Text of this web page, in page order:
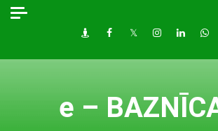
Skip
DraugiemFacebook
TwitterInstagram
LinkedIn
e –